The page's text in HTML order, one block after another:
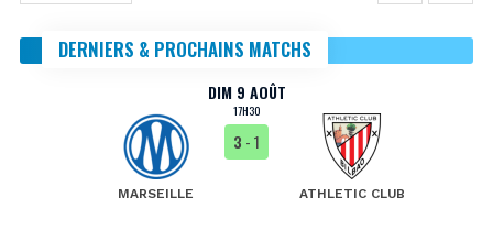
DERNIERS & PROCHAINS MATCHS
DIM 9 AOÛT
17H30
MARSEILLE
3 - 1
ATHLETIC CLUB